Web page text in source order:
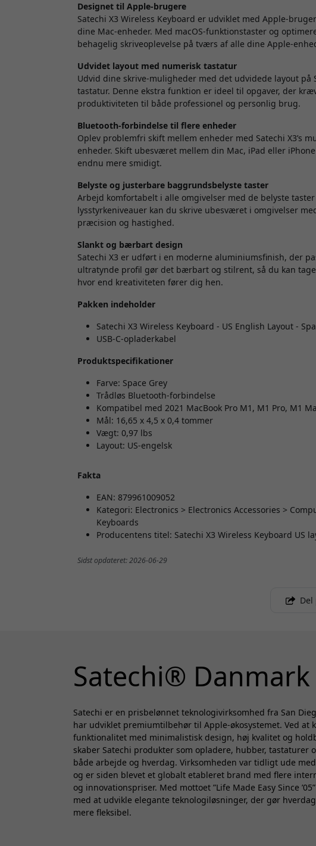
Designet til Apple-brugere
Satechi X3 Wireless Keyboard er udviklet med Apple-
dine Mac-enheder. Med macOS-funktionstaster og
behagelig skriveoplevelse på tværs af alle dine Apple-
Udvidet layout med numerisk tastatur
Udvid dine skrive-muligheder med det udvidede layout på
tastatur. Denne ekstra funktion er ideel til opgaver, der
produktiviteten til både professionel og personlig brug.
Bluetooth-forbindelse til flere enheder
Oplev problemfri skift mellem enheder med Satechi X3’s
enheder. Skift ubesværet mellem din Mac, iPad eller
endnu mere smidigt.
Belyste og justerbare baggrundsbelyste taster
Arbejd komfortabelt i alle omgivelser med de belyste
lysstyrkeniveauer kan du skrive ubesværet i omgivelser
præcision og hastighed.
Slankt og bærbart design
Satechi X3 er udført i en moderne aluminiumsfinish, der
ultratynde profil gør det bærbart og stilrent, så du kan
hvor end kreativiteten fører dig hen.
Pakken indeholder
Satechi X3 Wireless Keyboard - US English Layout -
USB-C-opladerkabel
Produktspecifikationer
Farve: Space Grey
Trådløs Bluetooth-forbindelse
Kompatibel med 2021 MacBook Pro M1, M1 Pro, M1
Mål: 16,65 x 4,5 x 0,4 tommer
Vægt: 0,97 lbs
Layout: US-engelsk
Fakta
EAN: 879961009052
Kategori: Electronics > Electronics Accessories >
Keyboards
Producentens titel: Satechi X3 Wireless Keyboard US
Sidst opdateret: 2026-06-29
Satechi® Danmark
Satechi er en prisbelønnet teknologivirksomhed fra San
har udviklet premiumtilbehør til Apple-økosystemet. Ved at
funktionalitet med minimalistisk design, høj kvalitet og
skaber Satechi produkter som opladere, hubber, tastaturer
både arbejde og hverdag. Virksomheden var tidligt ude
og er siden blevet et globalt etableret brand med flere
og innovationspriser. Med mottoet ”Life Made Easy Since
med at udvikle elegante teknologiløsninger, der gør
mere fleksibel.